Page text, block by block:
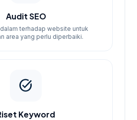
Audit SEO
terhadap website untuk
area yang perlu diperbaiki.
task_alt
Keyword